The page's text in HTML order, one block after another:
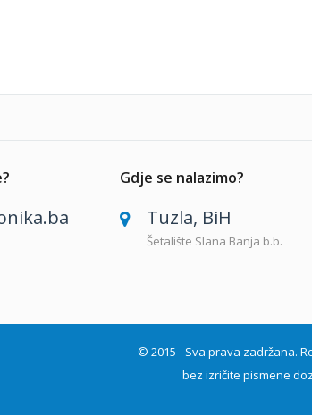
Gdje se nalazimo?
Tuzla, BiH
Šetalište Slana Banja b.b.
© 2015 - Sva prava zadržana.
bez izričite pismene